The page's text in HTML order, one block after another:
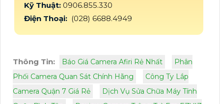
Kỹ Thuật: 0906.855.330
Điện Thoại: (028) 6688.4949
Thông Tin: Báo Giá Camera Afiri Rẻ Nhất
Phân
Phối Camera Quan Sát Chính Hãng
Công Ty Lắp
Camera Quận 7 Giá Rẻ
Dịch Vụ Sửa Chữa Máy Tính